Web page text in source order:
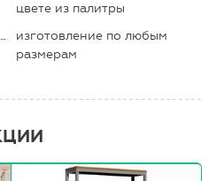
цвете из палитры
изготовление по любым
размерам